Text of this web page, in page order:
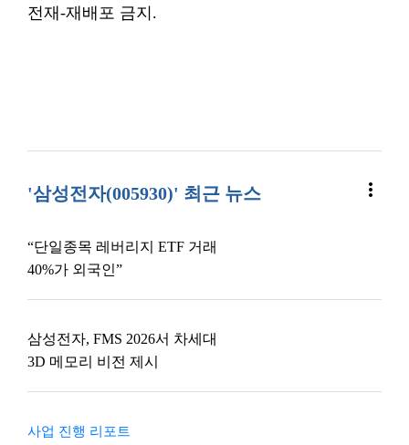
전재-재배포 금지.
'삼성전자(005930)' 최근 뉴스 more_vert
“단일종목 레버리지 ETF 거래
40%가 외국인”
삼성전자, FMS 2026서 차세대
3D 메모리 비전 제시
사업 진행 리포트